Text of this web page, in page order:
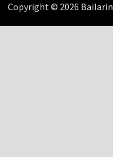
Copyright © 2026